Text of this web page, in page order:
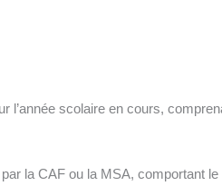
l’année scolaire en cours,
par la CAF ou la MSA, comportant